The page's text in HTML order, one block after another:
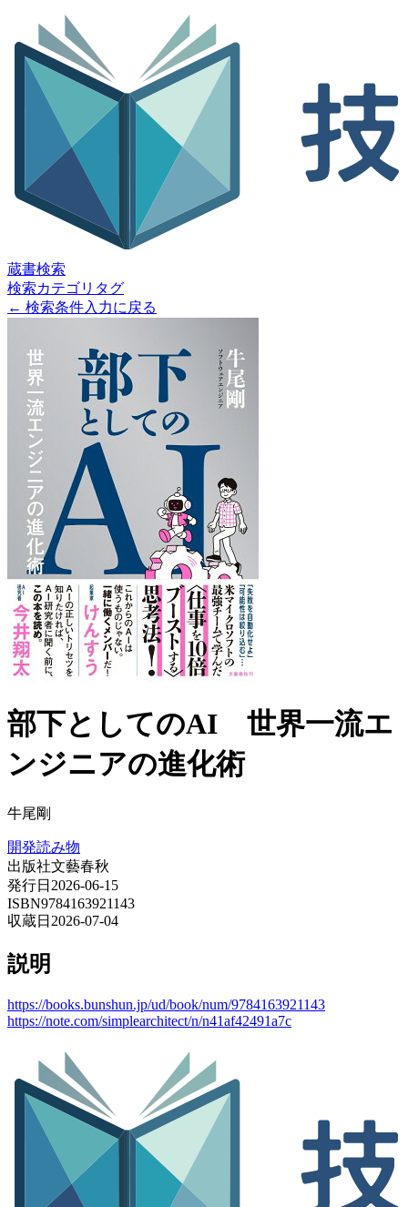
蔵書検索
検索カテゴリ タグ
← 検索条件入力に戻る
部下としてのAI 世界一流エ
ンジニアの進化術
牛尾剛
開発読み物
出版社文藝春秋
発行日 2026-06-15
ISBN9784163921143
収蔵日 2026-07-04
説明
https://books.bunshun.jp/ud/book/num/9784163921143
https://note.com/simplearchitect/n/n41af42491a7c